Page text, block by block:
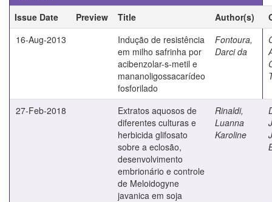
Issue Date
Preview Title Author(s)
16-Aug-2013
Indução de resistência
em milho safrinha por
acibenzolar-s-metil e
mananoligossacarídeo
fosforilado
Fontoura,
Darci da
27-Feb-2018
Extratos aquosos de
diferentes culturas e
herbicida glifosato
sobre a eclosão,
desenvolvimento
embrionário e controle
de Meloidogyne
javanica em soja
Rinaldi,
Luanna
Karoline